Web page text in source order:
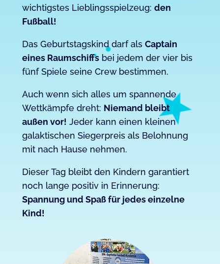
wichtigstes Lieblingsspielzeug: den
Fußball!
Das Geburtstagskind darf als Captain
eines Raumschiffsbei jedem der vier bis
fünf Spiele seine Crew bestimmen.
Auch wenn sich alles um spannende
Wettkämpfe dreht: Niemand bleibt
außen vor! Jeder kann einen kleinen
galaktischen Siegerpreis als Belohnung
mit nach Hause nehmen.
Dieser Tag bleibt den Kindern garantiert
noch lange positiv in Erinnerung:
Spannung und Spaß für jedes einzelne
Kind!